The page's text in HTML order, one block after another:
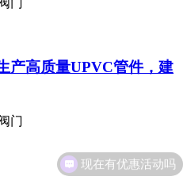
产高质量UPVC管件，建
门
现在有优惠活动吗